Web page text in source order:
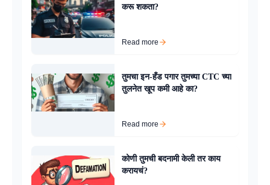
करू शकता?
Read more
तुमचा इन-हँड पगार तुमच्या CTC च्या
तुलनेत खूप कमी आहे का?
Read more
कोणी तुमची बदनामी केली तर काय
करायचं?